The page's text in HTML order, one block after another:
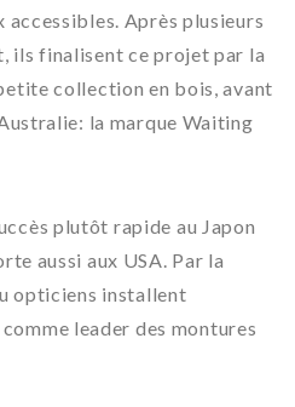
accessibles. Après plusieurs
ils finalisent ce projet par la
collection en bois, avant
la marque Waiting
plutôt rapide au Japon
aussi aux USA. Par la
opticiens installent
leader des montures